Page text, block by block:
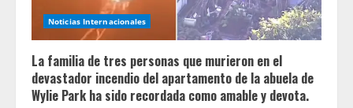
Noticias Internacionales
La familia de tres personas que murieron en el
devastador incendio del apartamento de la abuela de
Wylie Park ha sido recordada como amable y devota.